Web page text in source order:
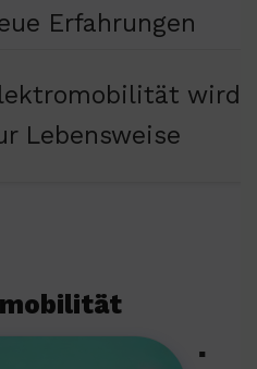
Erfahrungen
wird
Lebensweise
▪